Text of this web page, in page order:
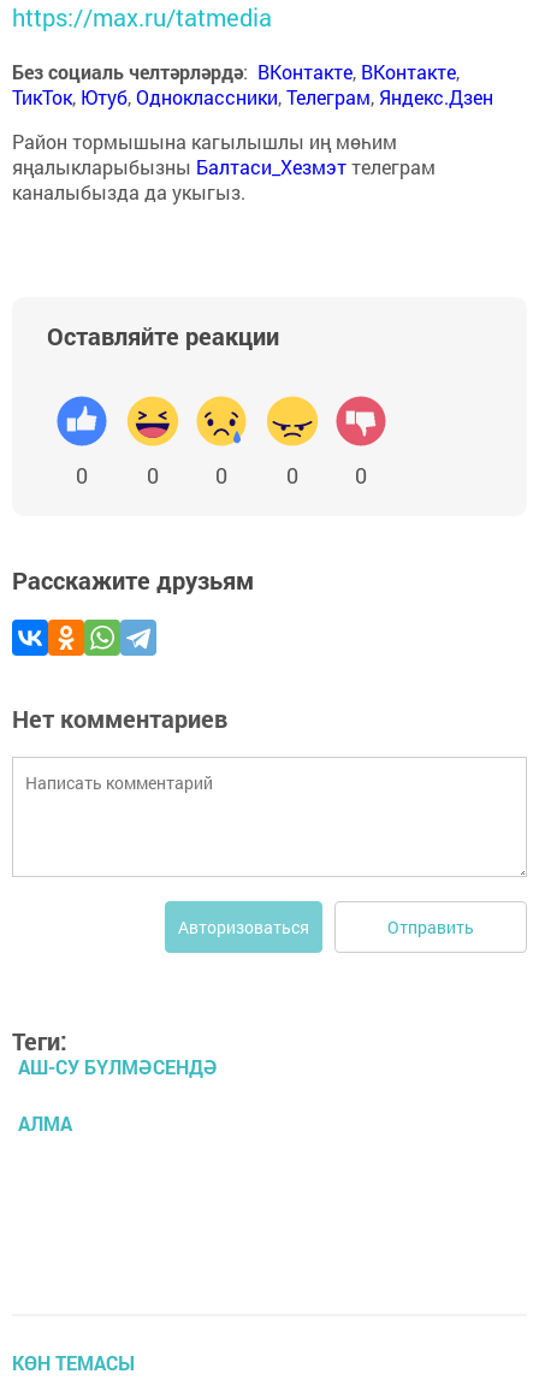
https://max.ru/tatmedia
Без социаль челтәрләрдә: ВКонтакте, ВКонтакте,
ТикТок, Ютуб,Одноклассники,Телеграм, Яндекс.Дзен
Район тормышына кагылышлы иң мөһим
яңалыкларыбызны Балтаси_Хезмэттелеграм
каналыбызда да укыгыз.
Оставляйте реакции
0 0 0 0 0
Расскажите друзьям
Нет комментариев
Авторизоваться Отправить
Теги:
АШ-СУ БҮЛМӘСЕНДӘ
АЛМА
КӨН ТЕМАСЫ